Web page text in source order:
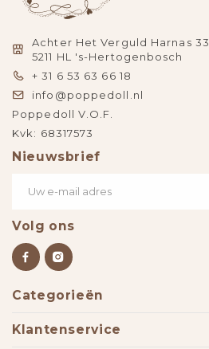
Achter Het Verguld Harnas 33
5211 HL 's-Hertogenbosch
+ 31 6 53 63 66 18
info@poppedoll.nl
Poppedoll V.O.F.
Kvk: 68317573
Nieuwsbrief
Volg ons
Categorieën
Klantenservice